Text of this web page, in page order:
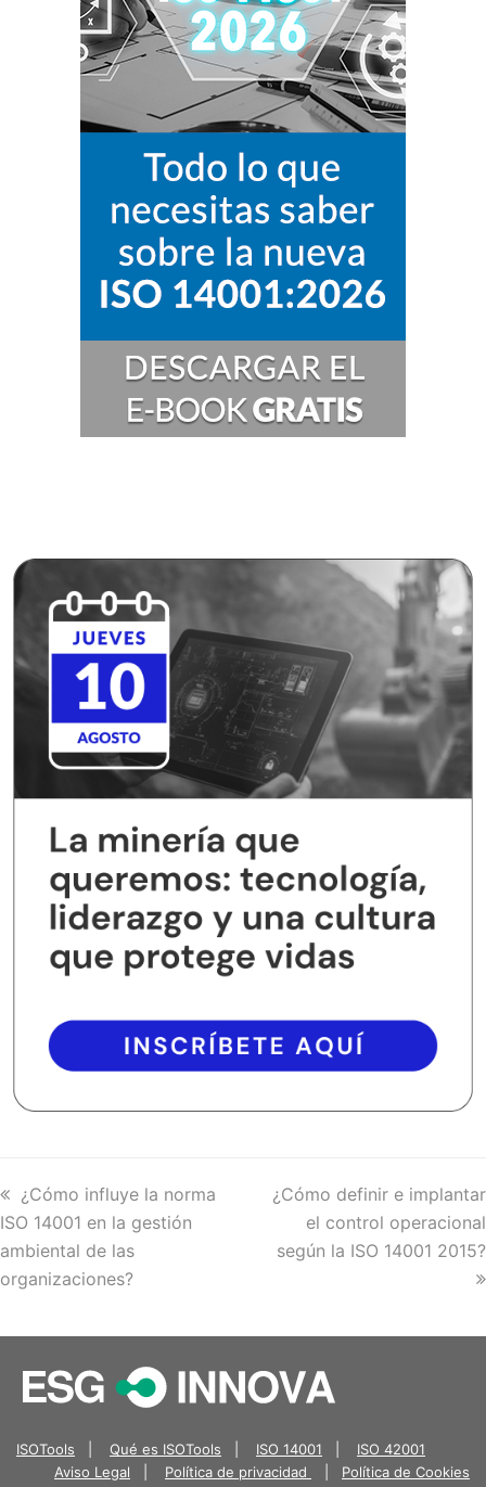
previous
post:
¿Cómo influye la norma
ISO 14001 en la gestión
ambiental de las
organizaciones?
next
post:
¿Cómo definir e implantar
el control operacional
según la ISO 14001 2015?
ISOTools Qué es ISOTools ISO 14001
ISO 42001
Aviso Legal
Política de privacidad Política de Cookies